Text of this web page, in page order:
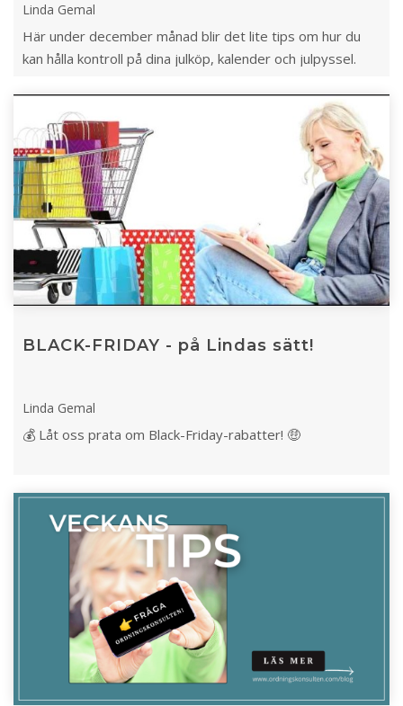
Linda Gemal
Här under december månad blir det lite tips om hur du
kan hålla kontroll på dina julköp, kalender och julpyssel.
BLACK-FRIDAY - på Lindas sätt!
Linda Gemal
💰 Låt oss prata om Black-Friday-rabatter! 🤑